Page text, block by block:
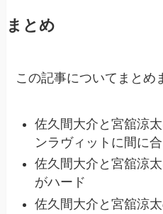
まとめ
この記事についてまとめ
佐久間大介と宮舘涼
ンラヴィットに間に
佐久間大介と宮舘涼
がハード
佐久間大介と宮舘涼